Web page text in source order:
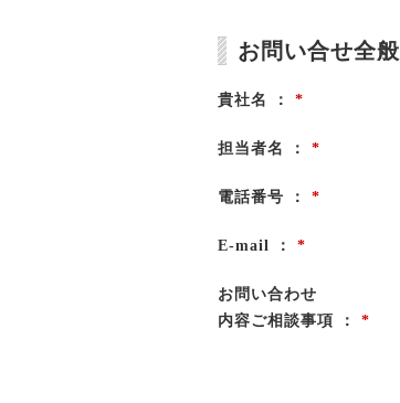
お問い合せ全般
貴社名 ： *
担当者名 ： *
電話番号 ： *
E-mail ： *
お問い合わせ
内容ご相談事項 ： *